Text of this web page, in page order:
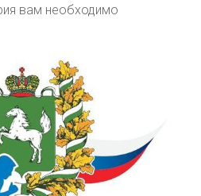
вам необходимо